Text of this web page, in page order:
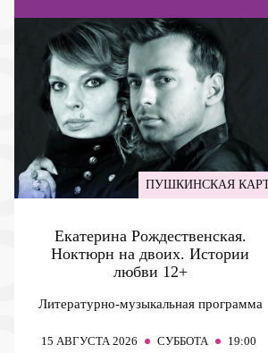
ПУШКИНСКАЯ
Екатерина Рождественская.
Ноктюрн на двоих. Истории
любви 12+
Литературно-музыкальная программа
15 АВГУСТА 2026 СУББОТА 19:00